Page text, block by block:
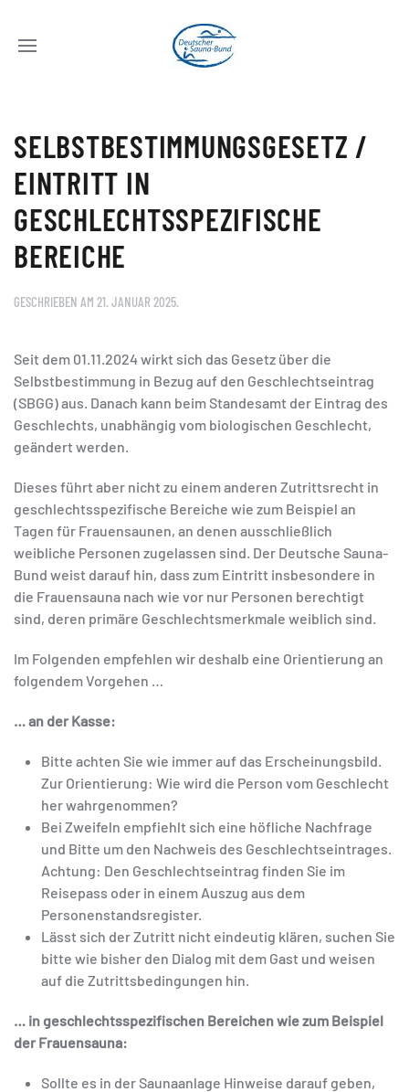
SELBSTBESTIMMUNGSGESETZ /
EINTRITT IN
GESCHLECHTSSPEZIFISCHE
BEREICHE
GESCHRIEBEN AM 21. JANUAR 2025.
Seit dem 01.11.2024 wirkt sich das Gesetz über die
Selbstbestimmung in Bezug auf den Geschlechtseintrag
(SBGG) aus. Danach kann beim Standesamt der Eintrag des
Geschlechts, unabhängig vom biologischen Geschlecht,
geändert werden.
Dieses führt aber nicht zu einem anderen Zutrittsrecht in
geschlechtsspezifische Bereiche wie zum Beispiel an
Tagen für Frauensaunen, an denen ausschließlich
weibliche Personen zugelassen sind. Der Deutsche Sauna-
Bund weist darauf hin, dass zum Eintritt insbesondere in
die Frauensauna nach wie vor nur Personen berechtigt
sind, deren primäre Geschlechtsmerkmale weiblich sind.
Im Folgenden empfehlen wir deshalb eine Orientierung an
folgendem Vorgehen …
… an der Kasse:
Bitte achten Sie wie immer auf das Erscheinungsbild.
Zur Orientierung: Wie wird die Person vom Geschlecht
her wahrgenommen?
Bei Zweifeln empfiehlt sich eine höfliche Nachfrage
und Bitte um den Nachweis des Geschlechtseintrages.
Achtung: Den Geschlechtseintrag finden Sie im
Reisepass oder in einem Auszug aus dem
Personenstandsregister.
Lässt sich der Zutritt nicht eindeutig klären, suchen Sie
bitte wie bisher den Dialog mit dem Gast und weisen
auf die Zutrittsbedingungen hin.
… in geschlechtsspezifischen Bereichen wie zum Beispiel
der Frauensauna:
Sollte es in der Saunaanlage Hinweise darauf geben,